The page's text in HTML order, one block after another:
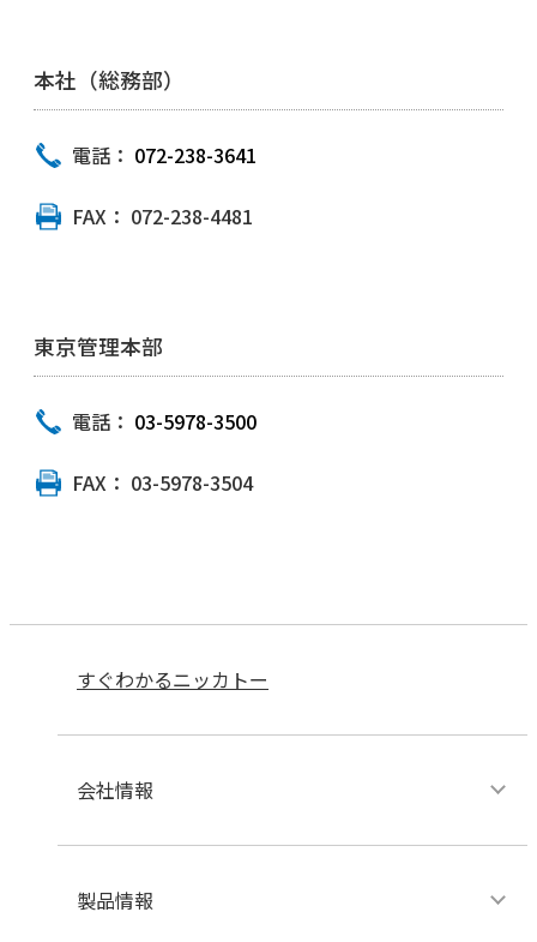
本社（総務部）
電話： 072-238-3641
FAX： 072-238-4481
東京管理本部
電話： 03-5978-3500
FAX： 03-5978-3504
すぐわかるニッカトー
会社情報
製品情報